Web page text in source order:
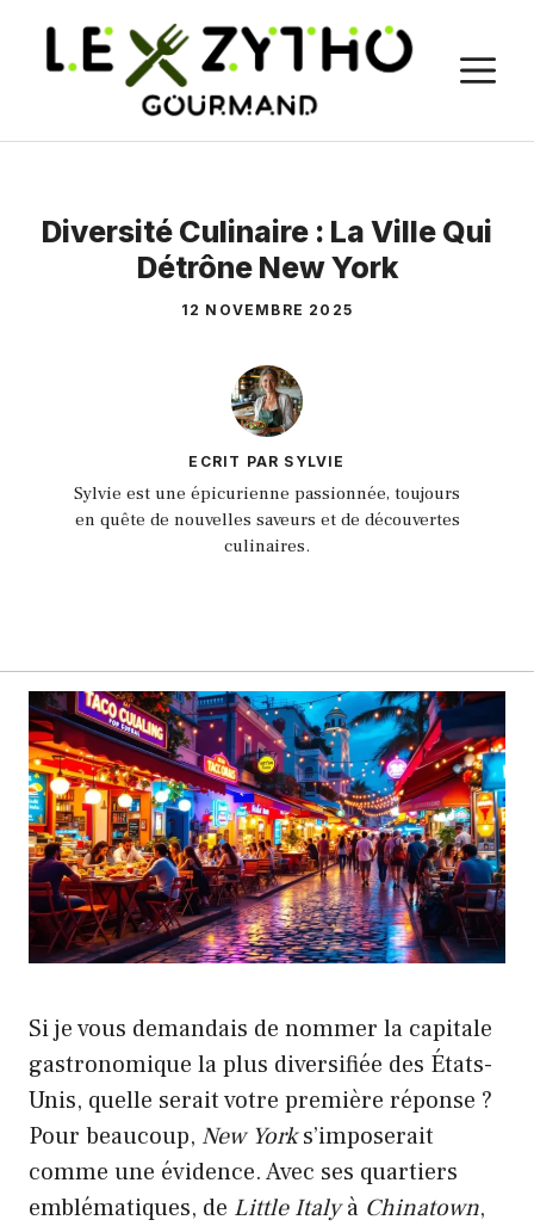
Diversité Culinaire : La Ville Qui
Détrône New York
12 NOVEMBRE 2025
ECRIT PAR SYLVIE
Sylvie est une épicurienne passionnée, toujours
en quête de nouvelles saveurs et de découvertes
culinaires.
Si je vous demandais de nommer la capitale
gastronomique la plus diversifiée des États-
Unis, quelle serait votre première réponse ?
Pour beaucoup, New Yorks’imposerait
comme une évidence. Avec ses quartiers
emblématiques, de Little Italyà Chinatown,